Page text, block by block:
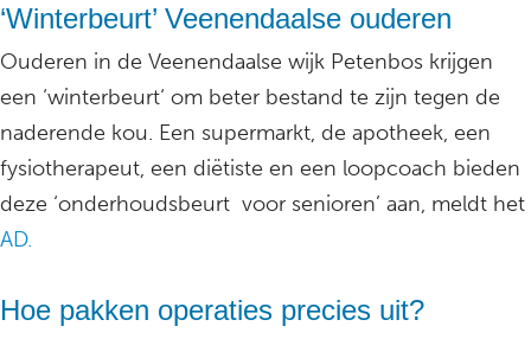
‘Winterbeurt’ Veenendaalse ouderen
Ouderen in de Veenendaalse wijk Petenbos krijgen
een ‘winterbeurt‘ om beter bestand te zijn tegen de
naderende kou. Een supermarkt, de apotheek, een
fysiotherapeut, een diëtiste en een loopcoach bieden
deze ‘onderhoudsbeurt voor senioren’ aan, meldt het
AD.
Hoe pakken operaties precies uit?